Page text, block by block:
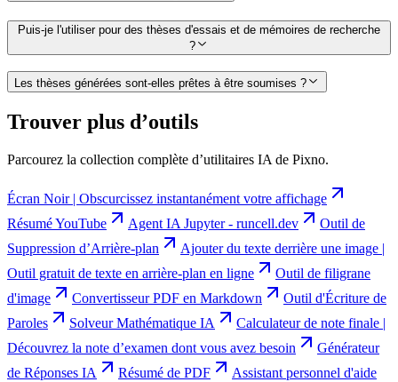
Puis-je l'utiliser pour des thèses d'essais et de mémoires de recherche
?
Les thèses générées sont-elles prêtes à être soumises ?
Trouver plus d’outils
Parcourez la collection complète d’utilitaires IA de Pixno.
Écran Noir | Obscurcissez instantanément votre affichage
Résumé YouTube
Agent IA Jupyter - runcell.dev
Outil de
Suppression d’Arrière-plan
Ajouter du texte derrière une image |
Outil gratuit de texte en arrière-plan en ligne
Outil de filigrane
d'image
Convertisseur PDF en Markdown
Outil d'Écriture de
Paroles
Solveur Mathématique IA
Calculateur de note finale |
Découvrez la note d’examen dont vous avez besoin
Générateur
de Réponses IA
Résumé de PDF
Assistant personnel d'aide